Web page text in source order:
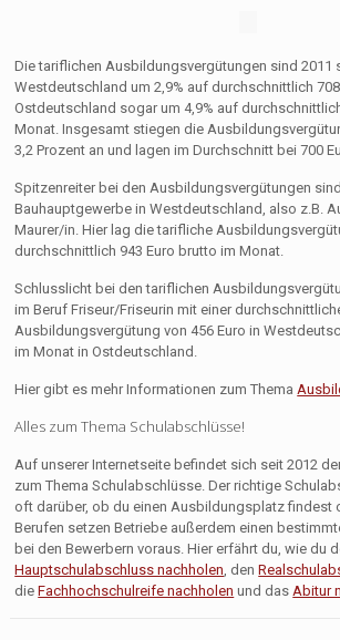
Die tariflichen Ausbildungsvergütungen sind 2011
Westdeutschland um 2,9% auf durchschnittlich
Ostdeutschland sogar um 4,9% auf
Monat. Insgesamt stiegen die
3,2 Prozent an und lagen im Durchschnitt bei 700
Spitzenreiter bei den Ausbildungsvergütungen
Bauhauptgewerbe in Westdeutschland, also z.B.
Maurer/in. Hier lag die tarifliche
durchschnittlich 943 Euro brutto im Monat.
Schlusslicht bei den tariflichen
im Beruf Friseur/Friseurin mit einer
Ausbildungsvergütung von 456 Euro in
im Monat in Ostdeutschland.
Hier gibt es mehr Informationen zum Thema
Alles zum Thema Schulabschlüsse!
Auf unserer Internetseite befindet sich seit 2012
zum Thema Schulabschlüsse. Der richtige
oft darüber, ob du einen Ausbildungsplatz findest
Berufen setzen Betriebe außerdem einen
bei den Bewerbern voraus. Hier erfährt du, wie du
Hauptschulabschluss nachholen, den
dieFachhochschulreife nachholen und dasAbitur